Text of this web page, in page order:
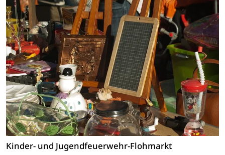
Kinder- und Jugendfeuerwehr-Flohmarkt